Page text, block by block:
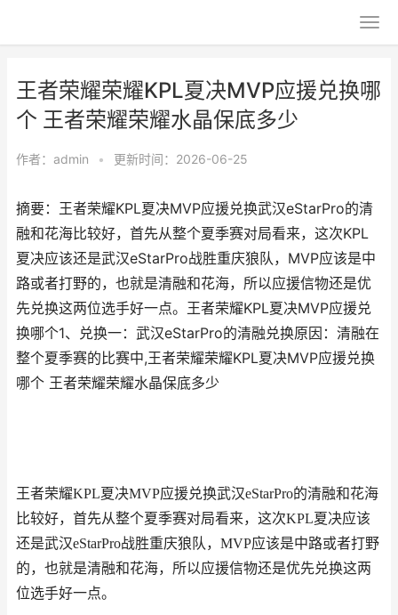
王者荣耀荣耀KPL夏决MVP应援兑换哪
个 王者荣耀荣耀水晶保底多少
作者： admin • 更新时间：2026-06-25
摘要：王者荣耀KPL夏决MVP应援兑换武汉eStarPro的清
融和花海比较好，首先从整个夏季赛对局看来，这次KPL
夏决应该还是武汉eStarPro战胜重庆狼队，MVP应该是中
路或者打野的，也就是清融和花海，所以应援信物还是优
先兑换这两位选手好一点。王者荣耀KPL夏决MVP应援兑
换哪个1、兑换一：武汉eStarPro的清融兑换原因：清融在
整个夏季赛的比赛中,王者荣耀荣耀KPL夏决MVP应援兑换
哪个 王者荣耀荣耀水晶保底多少
王者荣耀KPL夏决MVP应援兑换武汉eStarPro的清融和花海
比较好，首先从整个夏季赛对局看来，这次KPL夏决应该
还是武汉eStarPro战胜重庆狼队，MVP应该是中路或者打野
的，也就是清融和花海，所以应援信物还是优先兑换这两
位选手好一点。